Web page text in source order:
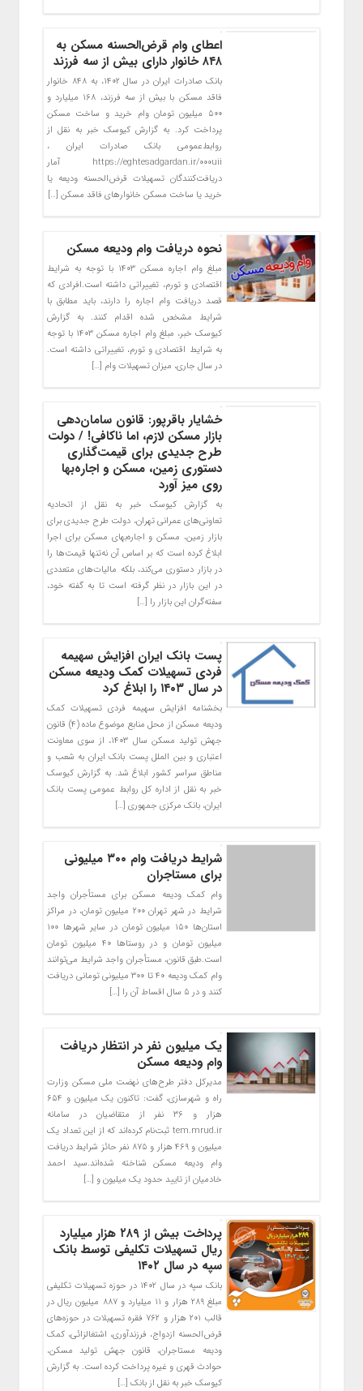
اعطای وام قرض‌الحسنه مسکن به
۸۴۸ خانوار دارای بیش از سه فرزند
​بانک صادرات ایران در سال ۱۴۰۲، به ۸۴۸ خانوار
فاقد مسکن با بیش از سه فرزند، ۱۶۸ میلیارد و
۵۰۰ میلیون تومان وام خرید و ساخت مسکن
پرداخت کرد. به گزارش کیوسک خبر به نقل از
روابط‌عمومی بانک صادرات ایران ،
https://eghtesadgardan.ir/000uii ​آمار
دریافت‌کنندگان تسهیلات قرض‌الحسنه ودیعه یا
خرید یا ساخت مسکن خانوارهای فاقد مسکن […]
نحوه دریافت وام ودیعه مسکن
مبلغ وام اجاره مسکن ۱۴۰۳ با توجه به شرایط
اقتصادی و تورم، تغییراتی داشته است.افرادی که
قصد دریافت وام اجاره را دارند، باید مطابق با
شرایط مشخص شده اقدام کنند. به گزارش
کیوسک خبر، مبلغ وام اجاره مسکن ۱۴۰۳ با توجه
به شرایط اقتصادی و تورم، تغییراتی داشته است.
در سال جاری، میزان تسهیلات وام […]
خشایار باقرپور: قانون سامان‌دهی
بازار مسکن لازم، اما ناکافی! / دولت
طرح جدیدی برای قیمت‌گذاری
دستوری زمین، مسکن و اجاره‌بها
روی میز آورد
به گزارش کیوسک خبر به نقل از اتحادیه
تعاونی‌های عمرانی تهران، دولت طرح جدیدی برای
بازار زمین، مسکن و اجاره‌بهای مسکن برای اجرا
ابلاغ کرده است که بر اساس ‌آن نه‌تنها قیمت‌ها را
در بازار دستوری می‌کند، بلکه مالیات‌های متعددی
در این بازار در نظر گرفته است تا به گفته خود،
سفته‌گران این بازار را […]
پست بانک ایران افزایش سهیمه
فردی تسهیلات کمک ودیعه مسکن
در سال ۱۴۰۳ را ابلاغ کرد
بخشنامه افزایش سهیمه فردی تسهیلات کمک
ودیعه مسکن از محل منابع موضوع ماده (۴) قانون
جهش تولید مسکن سال ۱۴۰۳، از سوی معاونت
اعتباری و بین الملل پست بانک ایران به شعب و
مناطق سراسر کشور ابلاغ شد. به گزارش کیوسک
خبر به نقل از اداره کل روابط عمومی پست بانک
ایران، بانک مرکزی جمهوری […]
شرایط دریافت وام ۳۰۰ میلیونی
برای مستاجران
وام کمک ودیعه مسکن برای مستأجران واجد
شرایط در شهر تهران ۲۰۰ میلیون تومان، در مراکز
استان‌ها ۱۵۰ میلیون تومان در سایر شهر‌ها ۱۰۰
میلیون تومان و در روستا‌ها ۴۰ میلیون تومان
است.طبق قانون، مستأجران واجد شرایط می‌توانند
وام کمک ودیعه ۴۰ تا ۳۰۰ میلیونی تومانی دریافت
کنند و در ۵ سال اقساط آن را […]
یک میلیون نفر در انتظار دریافت
وام ودیعه مسکن
مدیرکل دفتر طرح‌های نهضت ملی مسکن وزارت
راه و شهرسازی، گفت: تاکنون یک میلیون و ۶۵۴
هزار و ۳۶ نفر از متقاضیان در سامانه
tem.mrud.ir ثبت‌نام کرد‌ه‌اند که از این تعداد یک
میلیون و ۴۶۹ هزار و ۸۷۵ نفر حائز شرایط دریافت
وام ودیعه مسکن شناخته شده‌اند.سید احمد
خادمیان از تایید حدود یک میلیون و […]
پرداخت بیش از ۲۸۹ هزار میلیارد
ریال تسهیلات تکلیفی توسط بانک
سپه در سال ۱۴۰۲
بانک سپه در سال ۱۴۰۲ در حوزه تسهیلات تکلیفی
مبلغ ۲۸۹ هزار و ۱۱ میلیارد و ۸۸۷ میلیون ریال در
قالب ۲۰۱ هزار و ۷۶۲ فقره تسهیلات در حوزه‌های
قرض‌الحسنه ازدواج، فرزندآوری، اشتغالزائی، کمک
ودیعه مستاجران، قانون جهش تولید مسکن،
حوادث قهری و غیره پرداخت کرده است. به گزارش
کیوسک خبر به نقل از بانک […]